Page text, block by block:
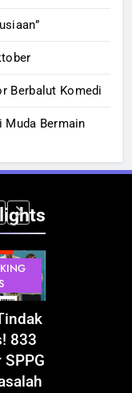
Berbalut Komedi
Muda Bermain
833
SPPG